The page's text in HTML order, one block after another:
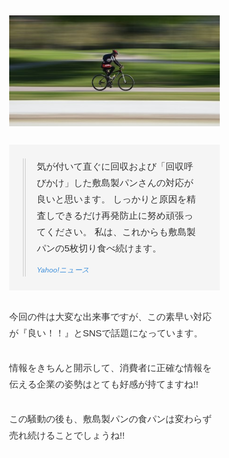
気が付いて直ぐに回収および「回収呼
びかけ」した敷島製パンさんの対応が
良いと思います。 しっかりと原因を精
査しできるだけ再発防止に努め頑張っ
てください。 私は、これからも敷島製
パンの5枚切り食べ続けます。
Yahoo!ニュース
今回の件は大変な出来事ですが、この素早い対応
が『良い！！』とSNSで話題になっています。
情報をきちんと開示して、消費者に正確な情報を
伝える企業の姿勢はとても好感が持てますね!!
この騒動の後も、敷島製パンの食パンは変わらず
売れ続けることでしょうね!!